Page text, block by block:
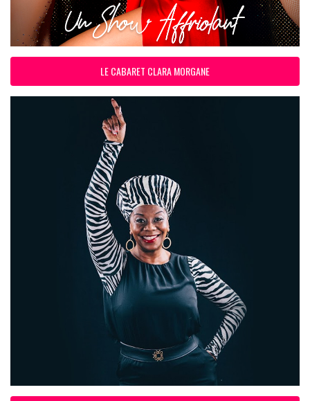
LE CABARET CLARA MORGANE